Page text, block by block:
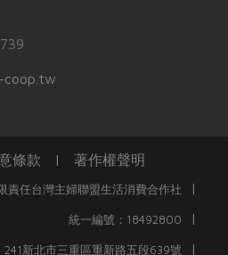
coop.tw
條款 | 著作權聲明
責任台灣主婦聯盟生活消費合作社 |
統一編號：18492800 |
241新北市三重區重新路五段639號 |